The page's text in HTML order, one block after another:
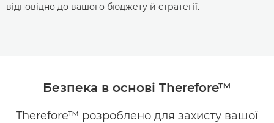
відповідно до вашого бюджету й стратегії.
Безпека в основі Therefore™
Therefore™ розроблено для захисту вашої